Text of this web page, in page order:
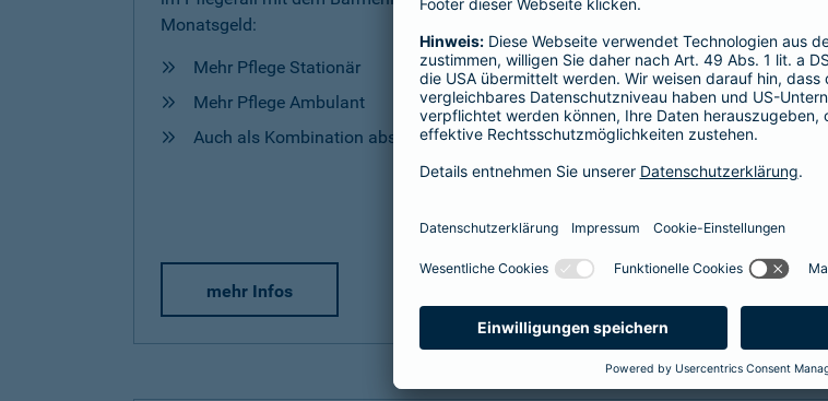
Monatsgeld:
Mehr Pflege Stationär
Mehr Pflege Ambulant
Auch als Kombination abschließbar
mehr Infos
Pflegesituation.
Hilfe
Unterstützung